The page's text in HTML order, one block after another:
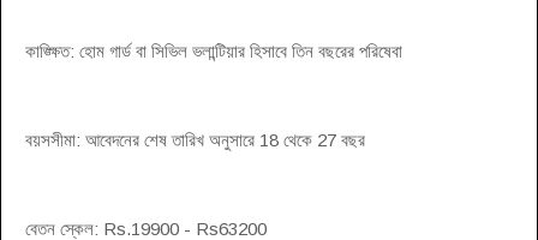
কাঙ্ক্ষিত: হোম গার্ড বা সিভিল ভলান্টিয়ার হিসাবে তিন বছরের পরিষেবা
বয়সসীমা: আবেদনের শেষ তারিখ অনুসারে 18 থেকে 27 বছর
বেতন স্কেল: Rs.19900 - Rs63200